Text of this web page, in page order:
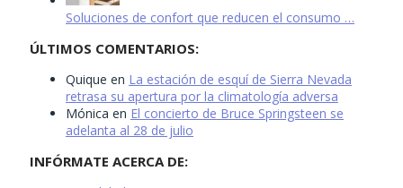
Soluciones de confort que reducen el consumo …
ÚLTIMOS COMENTARIOS:
Quique en La estación de esquí de Sierra Nevada
retrasa su apertura por la climatología adversa
Mónica en El concierto de Bruce Springsteen se
adelanta al 28 de julio
INFÓRMATE ACERCA DE: